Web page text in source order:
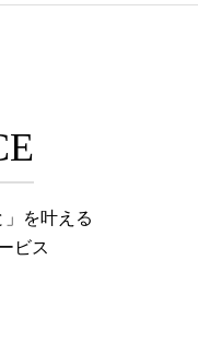
を叶える
ビス